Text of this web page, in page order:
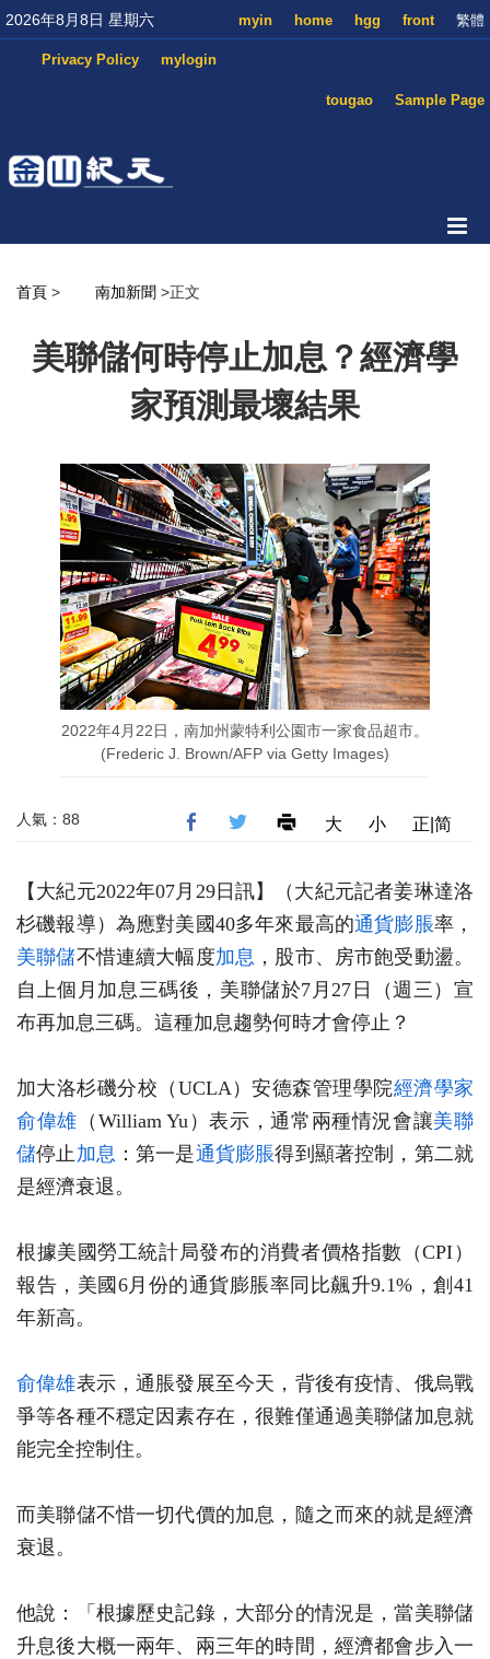
2026年8月8日 星期六 繁體
front
hgg
home
myin
mylogin
Privacy Policy
Sample Page
tougao
首頁 > 南加新聞 >正文
美聯儲何時停止加息？經濟學
家預測最壞結果
2022年4月22日，南加州蒙特利公園市一家食品超市。
(Frederic J. Brown/AFP via Getty Images)
人氣：88 大 小 正|简
【大紀元2022年07月29日訊】（大紀元記者姜琳達洛
杉磯報導）為應對美國40多年來最高的通貨膨脹率，
美聯儲不惜連續大幅度加息 ，股市、房市飽受動盪。
自上個月加息三碼後，美聯儲於7月27日（週三）宣
布再加息三碼。這種加息趨勢何時才會停止？
加大洛杉磯分校（UCLA）安德森管理學院經濟學家
俞偉雄 （William Yu）表示，通常兩種情況會讓美聯
儲停止加息 ：第一是通貨膨脹得到顯著控制，第二就
是經濟衰退。
根據美國勞工統計局發布的消費者價格指數（CPI）
報告，美國6月份的通貨膨脹率同比飆升9.1%，創41
年新高。
俞偉雄表示，通脹發展至今天，背後有疫情、俄烏戰
爭等各種不穩定因素存在，很難僅通過美聯儲加息就
能完全控制住。
而美聯儲不惜一切代價的加息，隨之而來的就是經濟
衰退。
他說：「根據歷史記錄，大部分的情況是，當美聯儲
升息後大概一兩年、兩三年的時間，經濟都會步入一